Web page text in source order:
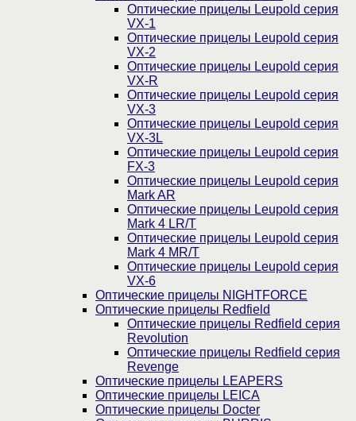
Оптические прицелы Leupold серия
VX-1
Оптические прицелы Leupold серия
VX-2
Оптические прицелы Leupold серия
VX-R
Оптические прицелы Leupold серия
VX-3
Оптические прицелы Leupold серия
VX-3L
Оптические прицелы Leupold серия
FX-3
Оптические прицелы Leupold серия
Mark AR
Оптические прицелы Leupold серия
Mark 4 LR/T
Оптические прицелы Leupold серия
Mark 4 MR/T
Оптические прицелы Leupold серия
VX-6
Оптические прицелы NIGHTFORCE
Оптические прицелы Redfield
Оптические прицелы Redfield серия
Revolution
Оптические прицелы Redfield серия
Revenge
Оптические прицелы LEAPERS
Оптические прицелы LEICA
Оптические прицелы Docter